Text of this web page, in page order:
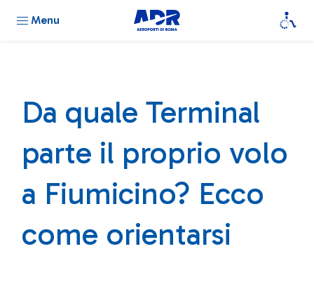
Menu
Da quale Terminal
parte il proprio volo
a Fiumicino? Ecco
come orientarsi